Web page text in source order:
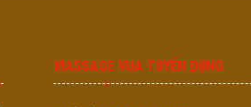
MASSAGE VUA TUYỂN DỤNG